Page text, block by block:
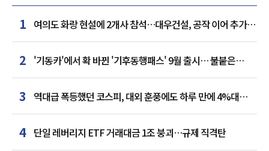
1 여의도 화랑 현설에 2개사 참석…대우건설, 공작 이어 추가
거점 확보하나
2 '기동카'에서 확 바뀐 '기후동행패스' 9월 출시… 불붙은
카드사 경쟁
3
역대급 폭등했던 코스피, 대외 훈풍에도 하루 만에 4%대
급락
4 단일 레버리지 ETF 거래대금 1조 붕괴…규제 직격탄